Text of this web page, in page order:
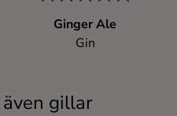
Ginger Ale
Gin
gillar